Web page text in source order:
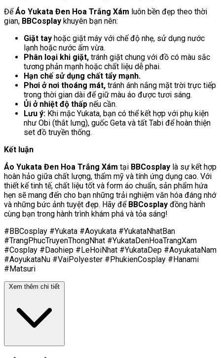
ĐểÁo Yukata Đen Hoa Trắng Xám luôn bền đẹp theo thời
gian, BBCosplay khuyên bạn nên:
Giặt tay hoặc giặt máy với chế độ nhẹ, sử dụng nước
lạnh hoặc nước ấm vừa.
Phân loại khi giặt, tránh giặt chung với đồ có màu sắc
tương phản mạnh hoặc chất liệu dễ phai.
Hạn chế sử dụng chất tẩy mạnh.
Phơi ở nơi thoáng mát, tránh ánh nắng mặt trời trực tiếp
trong thời gian dài để giữ màu áo được tươi sáng.
Ủi ở nhiệt độ thấp nếu cần.
Lưu ý: Khi mặc Yukata, bạn có thể kết hợp với phụ kiện
như Obi (thắt lưng), guốc Geta và tất Tabi để hoàn thiện
set đồ truyền thống.
Kết luận
Áo Yukata Đen Hoa Trắng Xám tại BBCosplay là sự kết hợp
hoàn hảo giữa chất lượng, thẩm mỹ và tính ứng dụng cao. Với
thiết kế tinh tế, chất liệu tốt và form áo chuẩn, sản phẩm hứa
hẹn sẽ mang đến cho bạn những trải nghiệm văn hóa đáng nhớ
và những bức ảnh tuyệt đẹp. Hãy để BBCosplay đồng hành
cùng bạn trong hành trình khám phá và tỏa sáng!
#BBCosplay #Yukata #Aoyukata #YukataNhatBan
#TrangPhucTruyenThongNhat #YukataDenHoaTrangXam
#Cosplay #Daohiep #LeHoiNhat #YukataDep #AoyukataNam
#AoyukataNu #VaiPolyester #PhukienCosplay #Hanami
#Matsuri
Xem thêm chi tiết